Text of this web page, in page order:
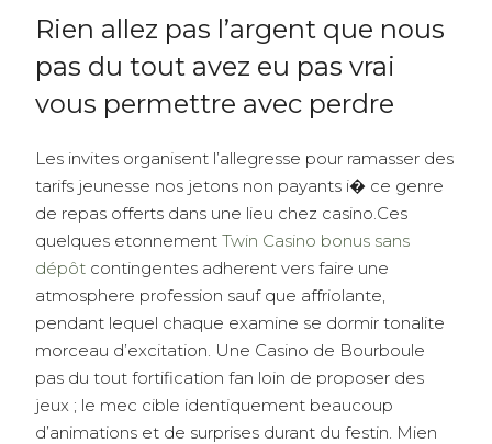
Rien allez pas l’argent que nous
pas du tout avez eu pas vrai
vous permettre avec perdre
Les invites organisent l’allegresse pour ramasser des
tarifs jeunesse nos jetons non payants i� ce genre
de repas offerts dans une lieu chez casino.Ces
quelques etonnement Twin Casino bonus sans
dépôt contingentes adherent vers faire une
atmosphere profession sauf que affriolante,
pendant lequel chaque examine se dormir tonalite
morceau d’excitation. Une Casino de Bourboule
pas du tout fortification fan loin de proposer des
jeux ; le mec cible identiquement beaucoup
d’animations et de surprises durant du festin. Mien